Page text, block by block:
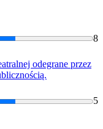
8
odegrane przez
5